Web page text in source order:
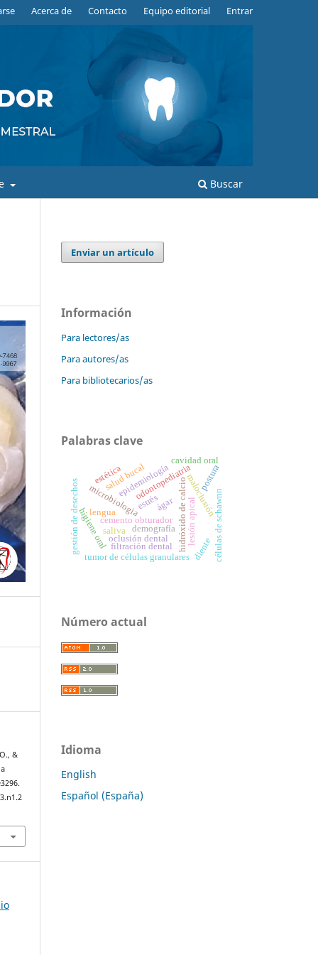
Buscar
Acerca de Contacto Equipo editorial Entrar
&
Enviar un artículo
Información
Para lectores/as
Para autores/as
Para bibliotecarios/as
Palabras clave
microbiologia
saliva
ágar
odontopediatria
hidróxido de calcio
cemento obturador
oclusión dental
epidemiología maloclusión
tumor de células granulares
cavidad oral
lengua células de schawnn
estrés
higiene oral
salud bucal
demografía
gestión de desechos
estética
filtración dental
postura
lesión apical
diente
Número actual
Idioma
English
Español (España)